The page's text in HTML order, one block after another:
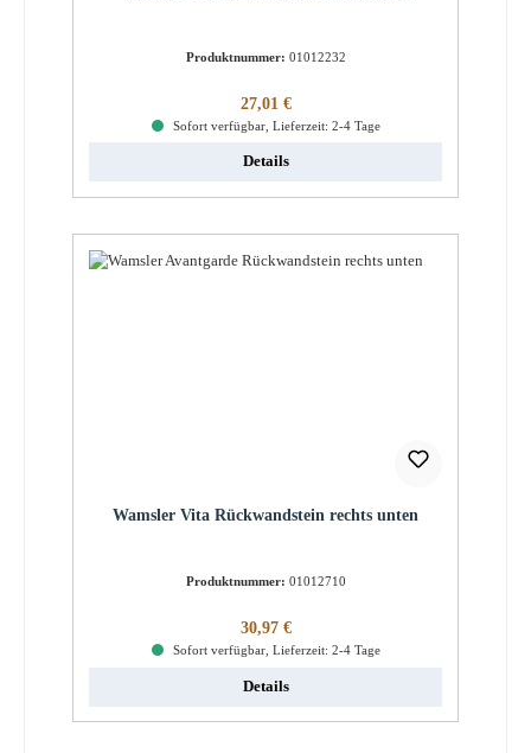
Produktnummer: 01012232
Regulärer Preis:
27,01 €
Sofort verfügbar, Lieferzeit: 2-4 Tage
Details
Wamsler Vita Rückwandstein rechts unten
Produktnummer: 01012710
Regulärer Preis:
30,97 €
Sofort verfügbar, Lieferzeit: 2-4 Tage
Details